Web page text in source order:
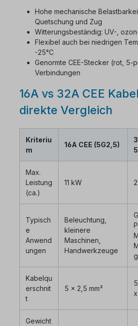
Hohe mechanische
Quetschung und Zug
Witterungsbeständig: UV-,
Flexibel auch bei niedrigen
-25°C
Genormte CEE-Stecker (rot, 5-
Verbindungen
16A vs 32A CEE
direkte Vergleich
Kriteriu
m
16A CEE (5G2,5)
Max.
Leistung
(ca.)
11 kW
Typisch
e
Anwend
ungen
Beleuchtung,
kleinere
Maschinen,
Handwerkzeuge
g
Kabelqu
erschnit
t
5 x 2,5 mm²
Gewicht